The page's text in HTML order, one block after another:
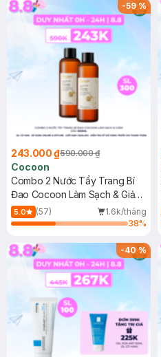
-59%
243.000 ₫590.000 ₫
Cocoon
Combo 2 Nước Tẩy Trang Bí
Đao Cocoon Làm Sạch & Giảm
Dầu 500ml
5.0 (57)
1.6k/tháng
38%
-40%